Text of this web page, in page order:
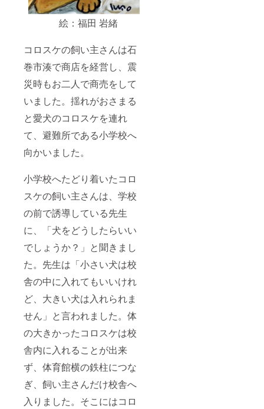
絵：福田 岩緒
コロスケの飼い主さんは石
巻市湊で商店を経営し、震
災時もお二人で商売をして
いました。揺れがおさまる
と愛犬のコロスケを連れ
て、避難所である小学校へ
向かいました。
小学校へたどり着いたコロ
スケの飼い主さんは、学校
の前で誘導している先生
に、「犬をどうしたらいい
でしょうか？」と聞きまし
た。先生は「小さい犬は校
舎の中に入れてもいいけれ
ど、大きい犬は入れられま
せん」と言われました。体
の大きかったコロスケは校
舎内に入れることが出来
ず、体育館横の鉄柱につな
ぎ、飼い主さんだけ校舎へ
入りました。そこにはコロ